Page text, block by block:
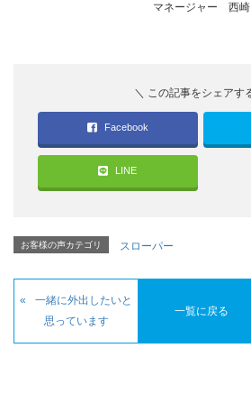
マネージャー 西崎
Facebook
LINE
お客様の声カテゴリ スローパー
一緒に外出したいと
思っています
一覧に戻る